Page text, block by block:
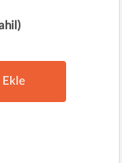
Ekle